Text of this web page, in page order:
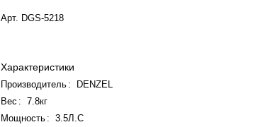
Арт. DGS-5218
Характеристики
Производитель :
DENZEL
Вес :
7.8кг
Мощность :
3.5Л.С